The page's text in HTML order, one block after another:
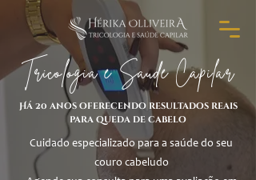
Tricologia e Saúde Capilar
Há 20 anos oferecendo resultados reais
para queda de cabelo
Cuidado especializado para a saúde do seu
couro cabeludo